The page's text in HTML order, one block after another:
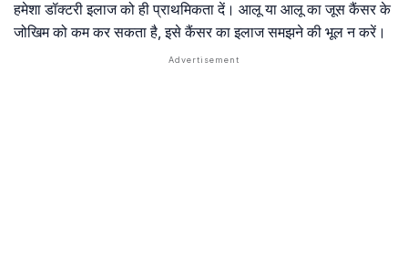
हमेशा डॉक्टरी इलाज को ही प्राथमिकता दें। आलू या आलू का जूस कैंसर के
जोखिम को कम कर सकता है, इसे कैंसर का इलाज समझने की भूल न करें।